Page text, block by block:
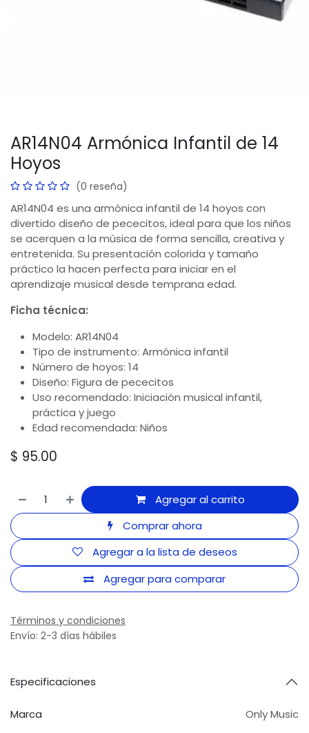
AR14N04 Armónica Infantil de 14
Hoyos
(0 reseña)
AR14N04 es una armónica infantil de 14 hoyos con
divertido diseño de pececitos, ideal para que los niños
se acerquen a la música de forma sencilla, creativa y
entretenida. Su presentación colorida y tamaño
práctico la hacen perfecta para iniciar en el
aprendizaje musical desde temprana edad.
Ficha técnica:
Modelo: AR14N04
Tipo de instrumento: Armónica infantil
Número de hoyos: 14
Diseño: Figura de pececitos
Uso recomendado: Iniciación musical infantil,
práctica y juego
Edad recomendada: Niños
$ 95.00
Agregar al carrito
Comprar ahora
Agregar para comparar
Agregar a la lista de deseos
Términos y condiciones
Envío: 2-3 días hábiles
Especificaciones
Marca Only Music